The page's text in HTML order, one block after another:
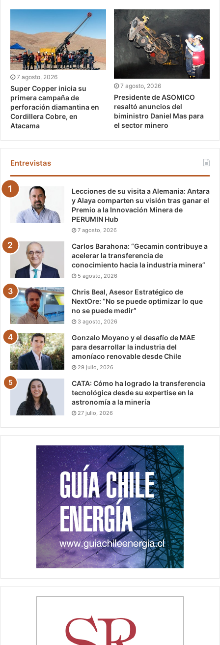
7 agosto, 2026
Super Copper inicia su
primera campaña de
perforación diamantina en
Cordillera Cobre, en
Atacama
7 agosto, 2026
Presidente de ASOMICO
resaltó anuncios del
biministro Daniel Mas para
el sector minero
Entrevistas
Lecciones de su visita a Alemania: Antara
y Alaya comparten su visión tras ganar el
Premio a la Innovación Minera de
PERUMIN Hub
7 agosto, 2026
Carlos Barahona: “Gecamin contribuye a
acelerar la transferencia de
conocimiento hacia la industria minera”
5 agosto, 2026
Chris Beal, Asesor Estratégico de
NextOre: “No se puede optimizar lo que
no se puede medir”
3 agosto, 2026
Gonzalo Moyano y el desafío de MAE
para desarrollar la industria del
amoníaco renovable desde Chile
29 julio, 2026
CATA: Cómo ha logrado la transferencia
tecnológica desde su expertise en la
astronomía a la minería
27 julio, 2026